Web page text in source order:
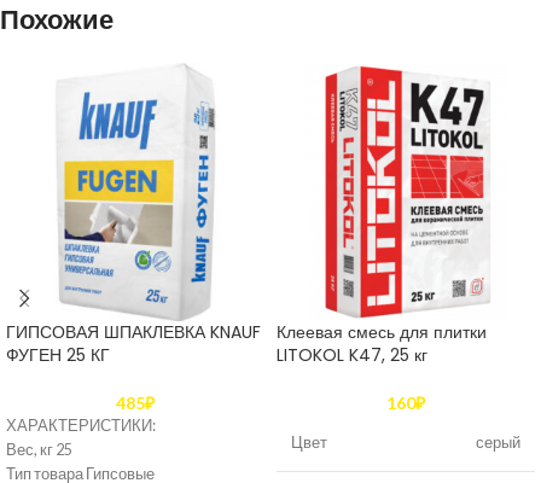
Похожие
ГИПСОВАЯ ШПАКЛЕВКА KNAUF
ФУГЕН 25 КГ
485₽
ХАРАКТЕРИСТИКИ:
Вес, кг 25
Тип товара Гипсовые
Клеевая смесь для плитки
LITOKOL K47, 25 кг
160₽
Цвет серый